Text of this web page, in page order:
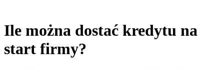
Ile można dostać kredytu na
start firmy?